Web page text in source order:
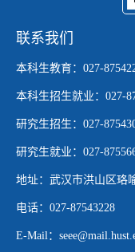
联系我们
本科生教育：027-
本科生招生就业：027-
研究生招生：027-
研究生就业：027-
地址：武汉市洪山区珞
电话：027-87543228
E-Mail：